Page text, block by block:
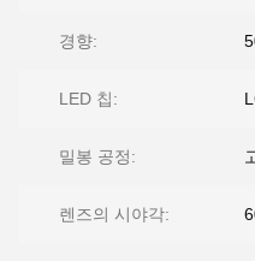
경향:
LED 칩:
밀봉 공정:
렌즈의 시야각: